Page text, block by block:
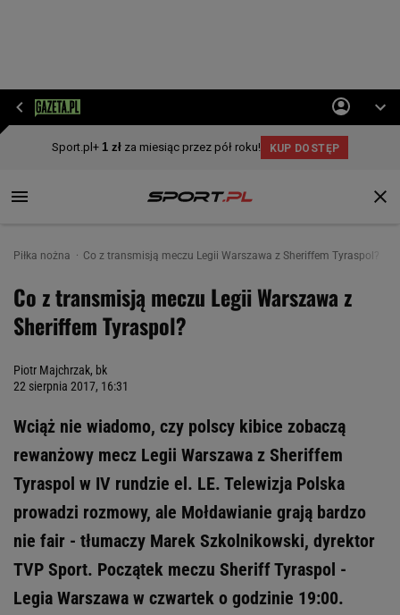
Piłka nożna Co z transmisją meczu Legii Warszawa z Sheriffem Tyraspol?
Co z transmisją meczu Legii Warszawa z
Sheriffem Tyraspol?
Piotr Majchrzak, bk
22 sierpnia 2017, 16:31
Wciąż nie wiadomo, czy polscy kibice zobaczą
rewanżowy mecz Legii Warszawa z Sheriffem
Tyraspol w IV rundzie el. LE. Telewizja Polska
prowadzi rozmowy, ale Mołdawianie grają bardzo
nie fair - tłumaczy Marek Szkolnikowski, dyrektor
TVP Sport. Początek meczu Sheriff Tyraspol -
Legia Warszawa w czwartek o godzinie 19:00.